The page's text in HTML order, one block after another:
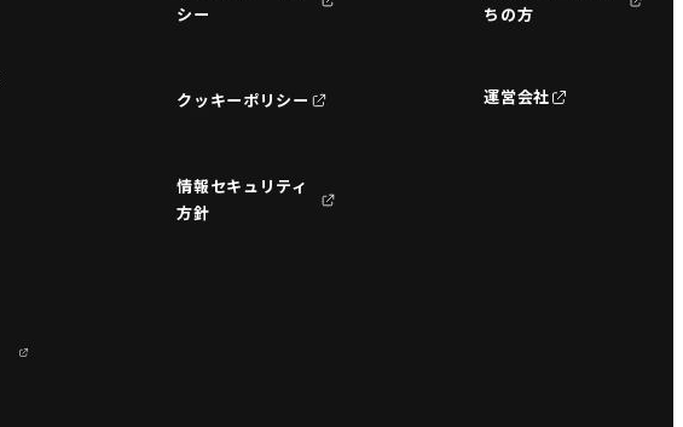
シー
クッキーポリシー
情報セキュリティ
方針
ちの方
運営会社